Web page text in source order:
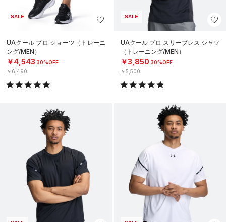
SALE
UAクール プロ ショーツ（トレーニ
ング/MEN）
￥4,543 30%OFF
￥6,490
SALE
UAクール プロ スリーブレス シャツ
（トレーニング/MEN）
￥3,850 30%OFF
￥5,500